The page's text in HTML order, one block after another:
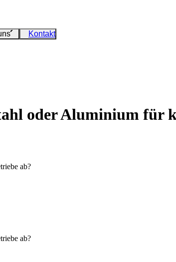
Kontakt
oder Aluminium für
ab?
ab?